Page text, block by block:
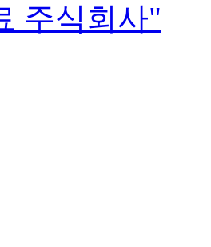
주식회사"